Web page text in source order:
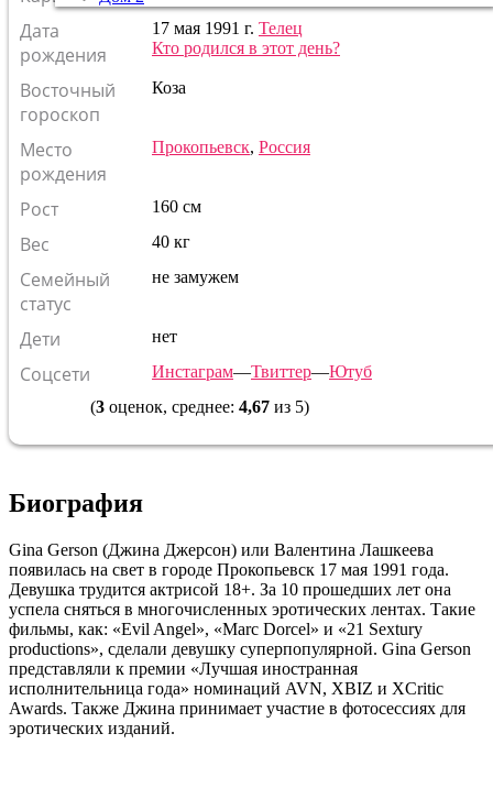
Дата
рождения
17 мая 1991 г. Телец
Кто родился в этот день?
Восточный
гороскоп
Коза
Место
рождения
Прокопьевск, Россия
Рост 160 см
Вес 40 кг
Семейный
статус
не замужем
Дети нет
Соцсети Инстаграм—Твиттер—Ютуб
(3 оценок, среднее: 4,67 из 5)
Биография
Gina Gerson (Джина Джерсон) или Валентина Лашкеева
появилась на свет в городе Прокопьевск 17 мая 1991 года.
Девушка трудится актрисой 18+. За 10 прошедших лет она
успела сняться в многочисленных эротических лентах. Такие
фильмы, как: «Evil Angel», «Marc Dorcel» и «21 Sextury
productions», сделали девушку суперпопулярной. Gina Gerson
представляли к премии «Лучшая иностранная
исполнительница года» номинаций AVN, XBIZ и XCritic
Awards. Также Джина принимает участие в фотосессиях для
эротических изданий.